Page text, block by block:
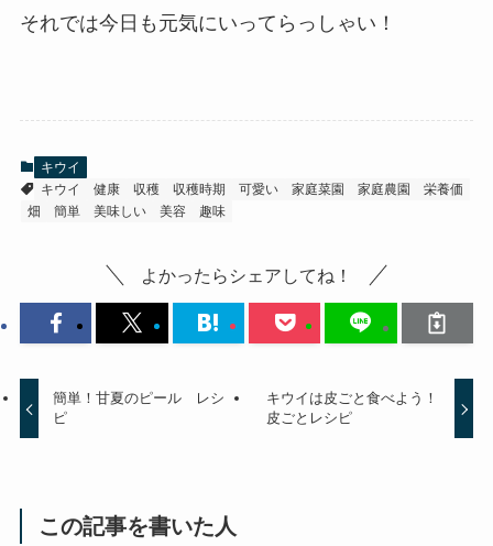
それでは今日も元気にいってらっしゃい！
キウイ
キウイ
健康 収穫 収穫時期 可愛い 家庭菜園 家庭農園
栄養価
畑
簡単 美味しい 美容 趣味
よかったらシェアしてね！
簡単！甘夏のピール レシ
ピ
キウイは皮ごと食べよう！
皮ごとレシピ
この記事を書いた人